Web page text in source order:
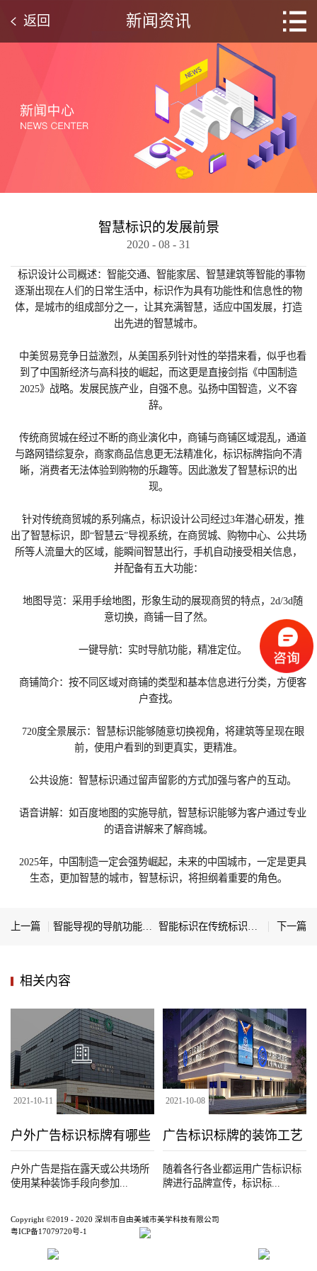
新闻资讯
返回
智慧标识的发展前景
2020 - 08 - 31
标识设计公司概述：智能交通、智能家居、智慧建筑等智能的事物
逐渐出现在人们的日常生活中，标识作为具有功能性和信息性的物
体，是城市的组成部分之一，让其充满智慧，适应中国发展，打造
出先进的智慧城市。
中美贸易竞争日益激烈，从美国系列针对性的举措来看，似乎也看
到了中国新经济与高科技的崛起，而这更是直接剑指《中国制造
2025》战略。发展民族产业，自强不息。弘扬中国智造，义不容
辞。
传统商贸城在经过不断的商业演化中，商铺与商铺区域混乱，通道
与路网错综复杂，商家商品信息更无法精准化，标识标牌指向不清
晰，消费者无法体验到购物的乐趣等。因此激发了智慧标识的出
现。
针对传统商贸城的系列痛点，标识设计公司经过3年潜心研发，推
出了智慧标识，即“智慧云”导视系统，在商贸城、购物中心、公共场
所等人流量大的区域，能瞬间智慧出行，手机自动接受相关信息，
并配备有五大功能：
地图导览：采用手绘地图，形象生动的展现商贸的特点，2d/3d随
意切换，商铺一目了然。
一键导航：实时导航功能，精准定位。
商铺简介：按不同区域对商铺的类型和基本信息进行分类，方便客
户查找。
720度全景展示：智慧标识能够随意切换视角，将建筑等呈现在眼
前，使用户看到的到更真实，更精准。
公共设施：智慧标识通过留声留影的方式加强与客户的互动。
语音讲解：如百度地图的实施导航，智慧标识能够为客户通过专业
的语音讲解来了解商城。
2025年，中国制造一定会强势崛起，未来的中国城市，一定是更具
生态，更加智慧的城市，智慧标识，将担纲着重要的角色。
上一篇 智能导视的导航功能可通过哪些方式实现 下一篇
相关内容
户外广告标识标牌有哪些
种类
2021-10-11
户外广告是指在露天或公共场所
使用某种装饰手段向参加...
广告标识标牌的装饰工艺
2021-10-08
随着各行各业都运用广告标识标
牌进行品牌宣传，标识标...
Copyright ©2019 - 2020 深圳市自由美城市美学科技有限公司
粤ICP备17079720号-1